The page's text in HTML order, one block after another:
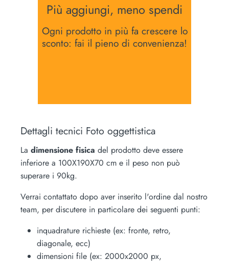
Più aggiungi, meno spendi
Ogni prodotto in più fa crescere lo
sconto: fai il pieno di convenienza!
Dettagli tecnici Foto oggettistica
La dimensione fisica del prodotto deve essere
inferiore a 100X190X70 cm e il peso non può
superare i 90kg.
Verrai contattato dopo aver inserito l'ordine dal nostro
team, per discutere in particolare dei seguenti punti:
inquadrature richieste (ex: fronte, retro,
diagonale, ecc)
dimensioni file (ex: 2000x2000 px,